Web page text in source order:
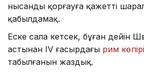
нысанды қорғауға қажетті
қабылдамақ.
Еске сала кетсек, бұған дейін
астынан IV ғасырдағы рим
табылғанын жаздық.